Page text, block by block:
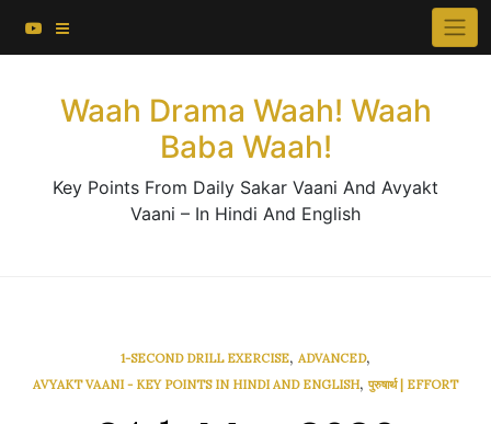
Waah Drama Waah! Waah
Baba Waah!
Key Points From Daily Sakar Vaani And Avyakt
Vaani – In Hindi And English
1-SECOND DRILL EXERCISE, ADVANCED,
AVYAKT VAANI - KEY POINTS IN HINDI AND ENGLISH,पुरुषार्थ | EFFORT
×